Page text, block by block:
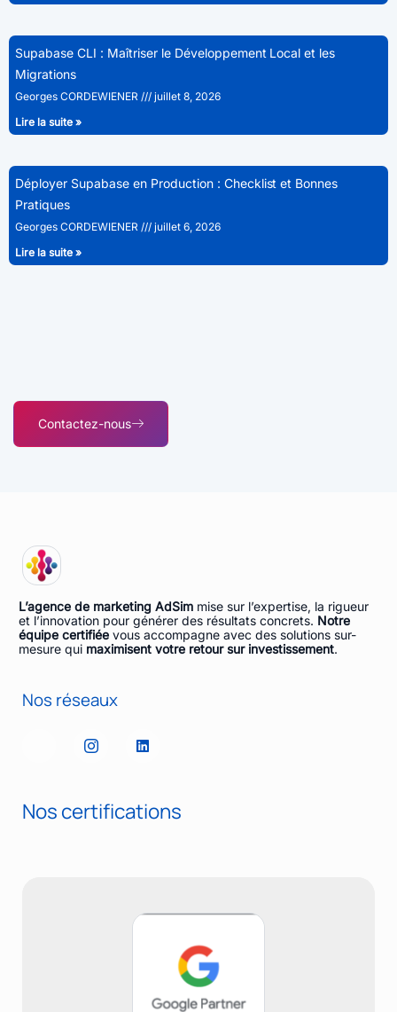
Supabase CLI : Maîtriser le Développement Local et les
Migrations
Georges CORDEWIENER
juillet 8, 2026
Lire la suite »
Déployer Supabase en Production : Checklist et Bonnes
Pratiques
Georges CORDEWIENER
juillet 6, 2026
Lire la suite »
Contactez-nous
L’agence de marketing AdSim mise sur l’expertise, la rigueur
et l’innovation pour générer des résultats concrets. Notre
équipe certifiée vous accompagne avec des solutions sur-
mesure qui maximisent votre retour sur investissement.
Nos réseaux
Nos certifications